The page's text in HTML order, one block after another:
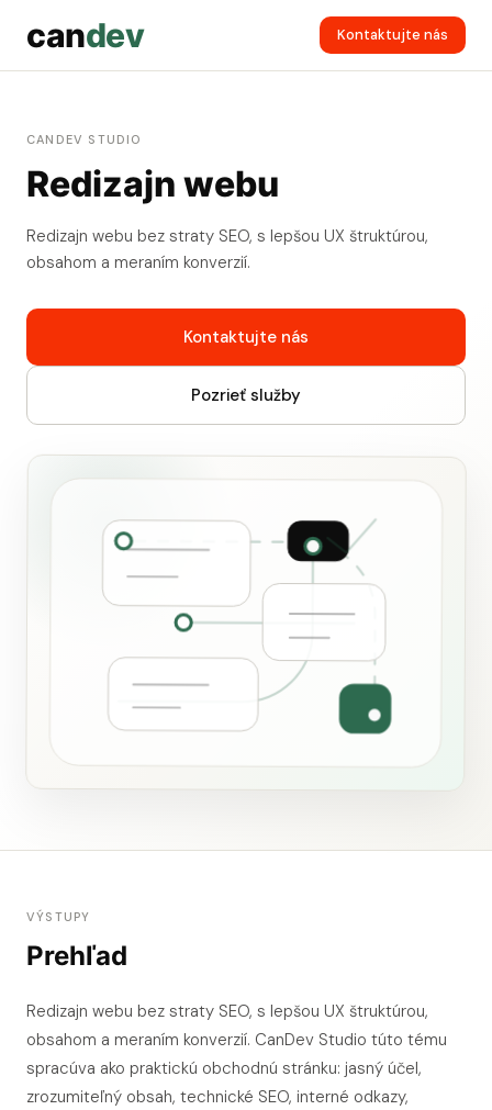
candev Kontaktujte nás
CANDEV STUDIO
Redizajn webu
Redizajn webu bez straty SEO, s lepšou UX štruktúrou,
obsahom a meraním konverzií.
Kontaktujte nás
Pozrieť služby
VÝSTUPY
Prehľad
Redizajn webu bez straty SEO, s lepšou UX štruktúrou,
obsahom a meraním konverzií. CanDev Studio túto tému
spracúva ako praktickú obchodnú stránku: jasný účel,
zrozumiteľný obsah, technické SEO, interné odkazy,